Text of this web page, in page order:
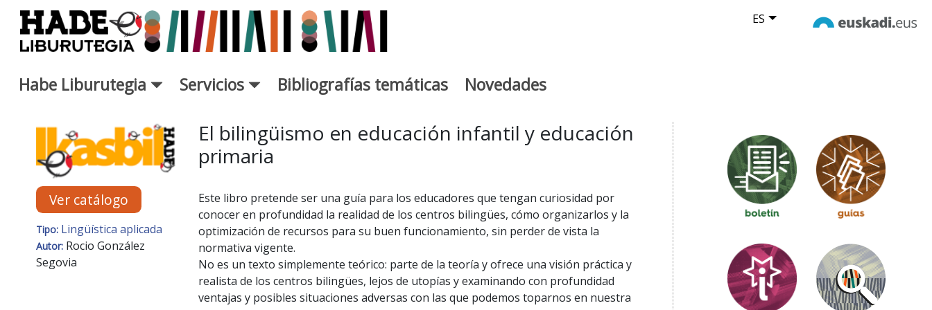
Saltar al contenido principal ES
Habe Liburutegia Servicios Bibliografías temáticas Novedades
Ficha de Novedades - Liburutegia
Ver catálogo
Tipo: Lingüística aplicada
Autor: Rocio González
Segovia
El bilingüismo en educación infantil y educación
primaria
Este libro pretende ser una guía para los educadores que tengan curiosidad por
conocer en profundidad la realidad de los centros bilingües, cómo organizarlos y la
optimización de recursos para su buen funcionamiento, sin perder de vista la
normativa vigente.
No es un texto simplemente teórico: parte de la teoría y ofrece una visión práctica y
realista de los centros bilingües, lejos de utopías y examinando con profundidad
ventajas y posibles situaciones adversas con las que podemos toparnos en nuestra